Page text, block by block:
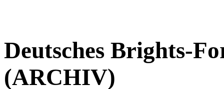
Deutsches Brights-
(ARCHIV)